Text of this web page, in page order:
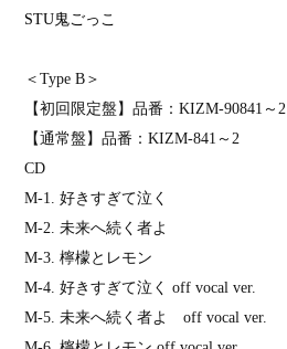
STU鬼ごっこ
＜Type B ＞
【初回限定盤】品番：KIZM-90841 ～2
【通常盤】品番：KIZM-841 ～2
CD
M-1.好きすぎて泣く
M-2.未来へ続く者よ
M-3. 檸檬とレモン
M-4.好きすぎて泣くoff vocal ver.
M-5.未来へ続く者よoff vocal ver.